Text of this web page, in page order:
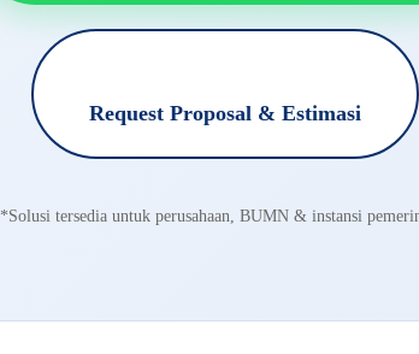
Request Proposal & Estimasi
*Solusi tersedia untuk perusahaan, BUMN & instansi